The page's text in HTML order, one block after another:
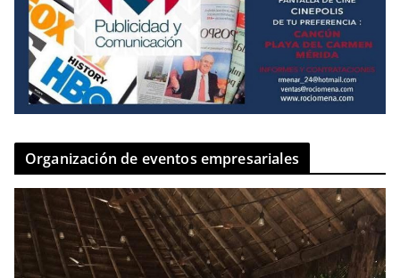
Organización de eventos empresariales